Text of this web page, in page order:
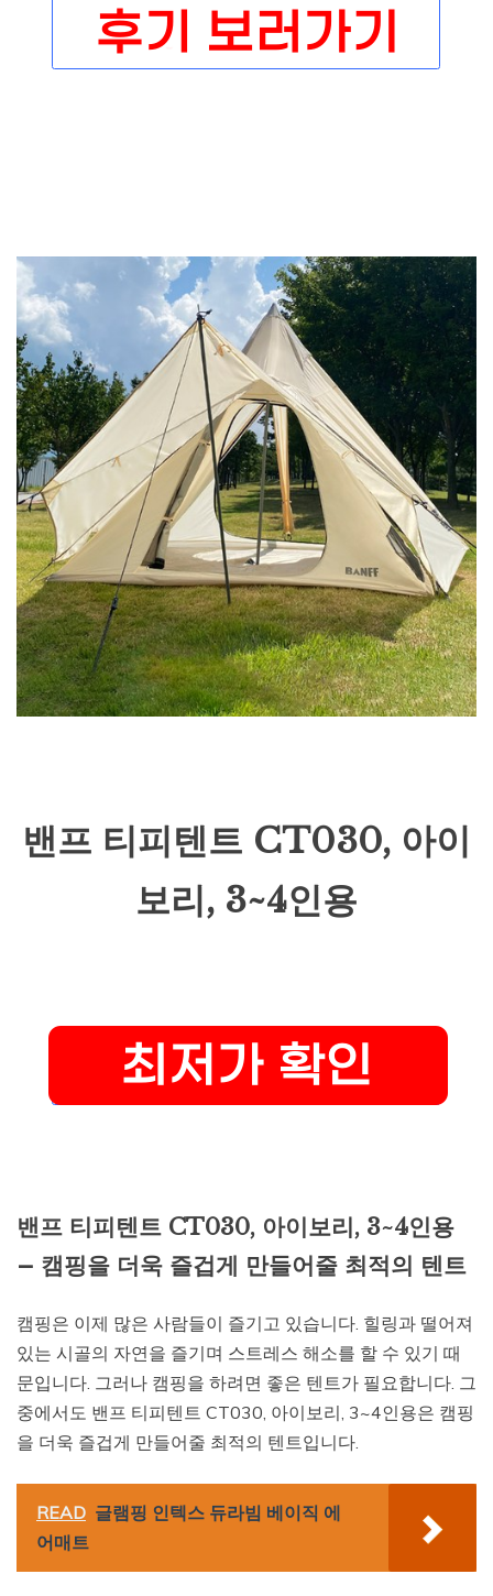
밴프 티피텐트 CT030, 아이
보리, 3~4인용
밴프 티피텐트 CT030, 아이보리, 3~4인용
– 캠핑을 더욱 즐겁게 만들어줄 최적의 텐트
캠핑은 이제 많은 사람들이 즐기고 있습니다. 힐링과 떨어져
있는 시골의 자연을 즐기며 스트레스 해소를 할 수 있기 때
문입니다. 그러나 캠핑을 하려면 좋은 텐트가 필요합니다. 그
중에서도 밴프 티피텐트 CT030, 아이보리, 3~4인용은 캠핑
을 더욱 즐겁게 만들어줄 최적의 텐트입니다.
READ 글램핑 인텍스 듀라빔 베이직 에
어매트